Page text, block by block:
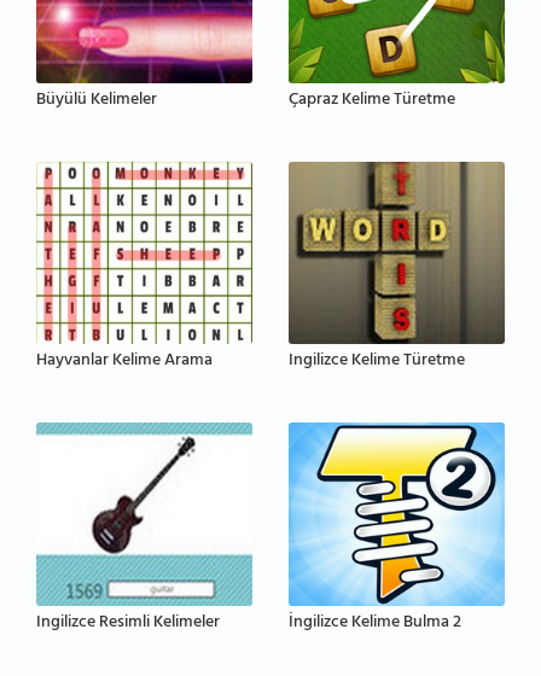
Büyülü Kelimeler Çapraz Kelime Türetme
Hayvanlar Kelime Arama Ingilizce Kelime Türetme
Ingilizce Resimli Kelimeler İngilizce Kelime Bulma 2